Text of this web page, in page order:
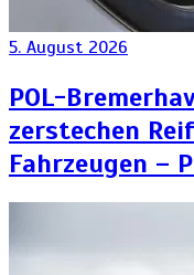
5. August 2026
POL-
zerstechen
Fahrzeugen –